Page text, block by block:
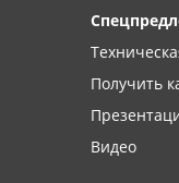
Получить
Видео